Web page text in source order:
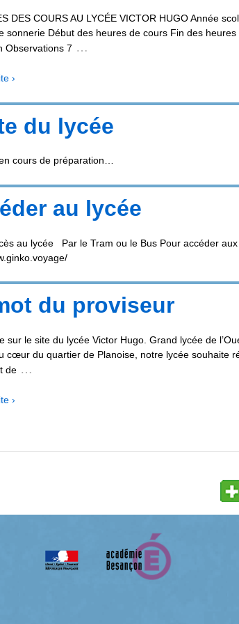
DES COURS AU LYCÉE VICTOR HUGO Année
sonnerie Début des heures de cours Fin des
Observations 7 …
›
du lycée
cours de préparation…
au lycée
au lycée Par le Tram ou le Bus Pour accéder
du proviseur
sur le site du lycée Victor Hugo. Grand lycée de
cœur du quartier de Planoise, notre lycée souhaite
de …
›